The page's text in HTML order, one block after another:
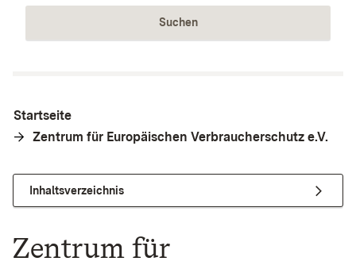
Suchen
Startseite
Zentrum für Europäischen Verbraucherschutz e.V.
Inhaltsverzeichnis
Zentrum für